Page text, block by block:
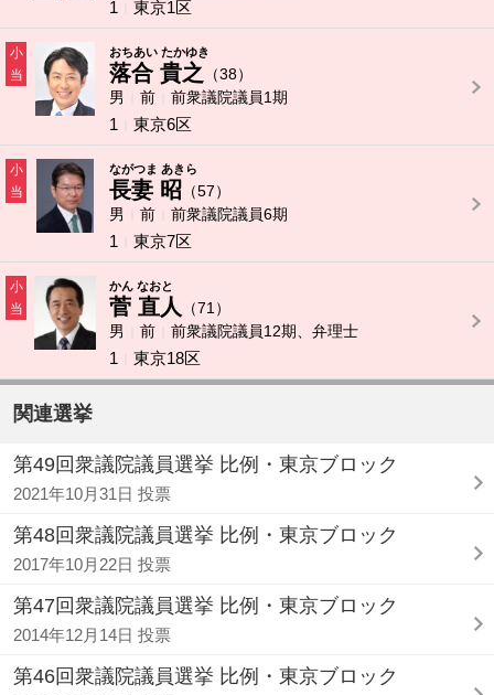
1
東京1区
小
当
おちあい たかゆき
落合 貴之
（38）
男
前
前衆議院議員1期
1
東京6区
小
当
ながつま あきら
長妻 昭 （57）
男
前
前衆議院議員6期
1
東京7区
小
当
かん なおと
菅 直人
（71）
男
前
前衆議院議員12期、弁理士
1
東京18区
関連選挙
第49回衆議院議員選挙 比例・東京ブロック
2021年10月31日 投票
第48回衆議院議員選挙 比例・東京ブロック
2017年10月22日 投票
第47回衆議院議員選挙 比例・東京ブロック
2014年12月14日 投票
第46回衆議院議員選挙 比例・東京ブロック